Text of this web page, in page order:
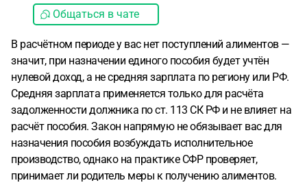
Общаться в чате
В расчётном периоде у вас нет поступлений алиментов —
значит, при назначении единого пособия будет учтён
нулевой доход, а не средняя зарплата по региону или РФ.
Средняя зарплата применяется только для расчёта
задолженности должника по ст. 113 СК РФ и не влияет на
расчёт пособия. Закон напрямую не обязывает вас для
назначения пособия возбуждать исполнительное
производство, однако на практике СФР проверяет,
принимает ли родитель меры к получению алиментов.